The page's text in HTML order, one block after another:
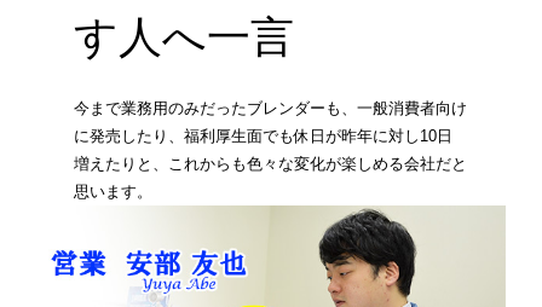
す人へ一言
今まで業務用のみだったブレンダーも、一般消費者向け
に発売したり、福利厚生面でも休日が昨年に対し10日
増えたりと、これからも色々な変化が楽しめる会社だと
思います。